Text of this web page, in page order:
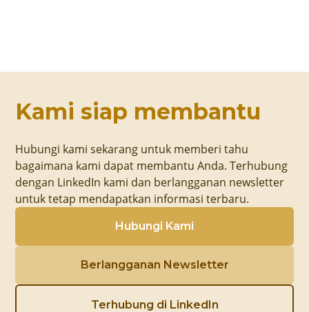
Kami siap membantu
Hubungi kami sekarang untuk memberi tahu
bagaimana kami dapat membantu Anda. Terhubung
dengan LinkedIn kami dan berlangganan newsletter
untuk tetap mendapatkan informasi terbaru.
Hubungi Kami
Berlangganan Newsletter
Terhubung di LinkedIn